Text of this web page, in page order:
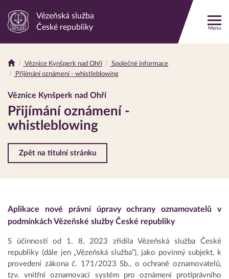
Odkaz
stránku
Vězeňská služba
České republiky
Menu
Drobečková
Věznice Kynšperk nad Ohří
Společné informace
Přijímání oznámení - whistleblowing
Věznice Kynšperk nad Ohří
Přijímání oznámení -
whistleblowing
Zpět na titulní stránku
Aplikace nové právní úpravy ochrany oznamovatelů v
podmínkách Vězeňské služby České republiky
S účinností od 1. 8. 2023 zřídila Vězeňská služba České
republiky (dále jen „Vězeňská služba“), jako povinný subjekt, k
provedení zákona č. 171/2023 Sb., o ochraně oznamovatelů,
tzv. vnitřní oznamovací systém pro oznámení protiprávního